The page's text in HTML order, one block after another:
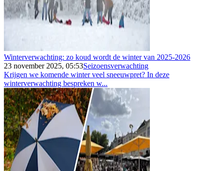
Winterverwachting: zo koud wordt de winter van 2025-2026
23 november 2025, 05:53Seizoensverwachting
Krijgen we komende winter veel sneeuwpret? In deze
winterverwachting bespreken w...